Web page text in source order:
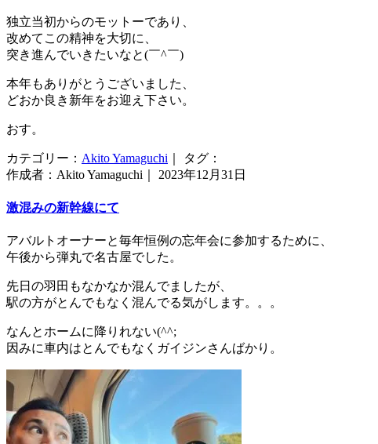
独立当初からのモットーであり、
改めてこの精神を大切に、
突き進んでいきたいなと(￣^￣)ゞ
本年もありがとうございました、
どおか良き新年をお迎え下さい。
おす。
カテゴリー： Akito Yamaguchi ｜ タグ：
作成者：Akito Yamaguchi｜ 2023年12月31日
激混みの新幹線にて
アバルトオーナーと毎年恒例の忘年会に参加するために、
午後から弾丸で名古屋でした。
先日の羽田もなかなか混んでましたが、
駅の方がとんでもなく混んでる気がします。。。
なんとホームに降りれない(^^;
因みに車内はとんでもなくガイジンさんばかり。